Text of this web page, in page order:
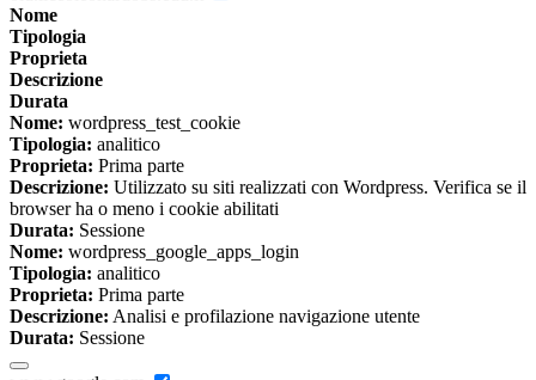
Nome
Tipologia
Proprieta
Descrizione
Durata
Nome: wordpress_test_cookie
Tipologia: analitico
Proprieta: Prima parte
Descrizione: Utilizzato su siti realizzati con Wordpress. Verifica se il
browser ha o meno i cookie abilitati
Durata: Sessione
Nome: wordpress_google_apps_login
Tipologia: analitico
Proprieta: Prima parte
Descrizione: Analisi e profilazione navigazione utente
Durata: Sessione